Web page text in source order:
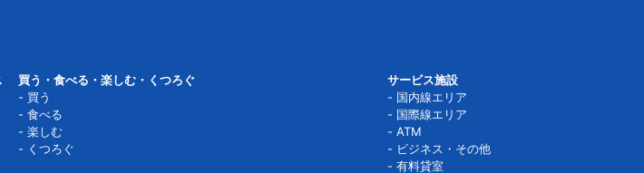
買う・食べる・楽しむ・くつろぐ
買う
食べる
楽しむ
くつろぐ
サービス施設
国内線エリア
国際線エリア
ATM
ビジネス・その他
有料貸室